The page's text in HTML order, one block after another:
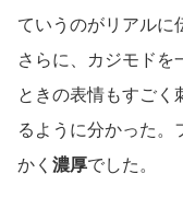
ていうのがリアルに
さらに、カジモドを
ときの表情もすご
るように分かった。
かく 濃厚でした。